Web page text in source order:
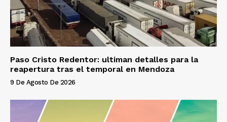
Paso Cristo Redentor: ultiman detalles para la
reapertura tras el temporal en Mendoza
9 De Agosto De 2026